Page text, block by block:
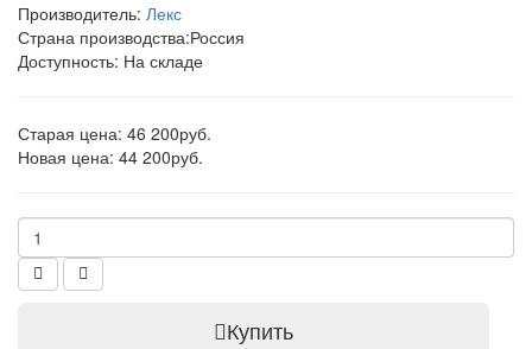
Производитель: Лекс
Страна производства:Россия
Доступность: На складе
Старая цена: 46 200руб.
Новая цена: 44 200руб.
Купить